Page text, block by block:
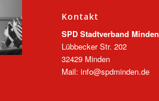
Kontakt
SPD Stadtverband Minden
Lübbecker Str. 202
32429 Minden
Mail: info@spdminden.de